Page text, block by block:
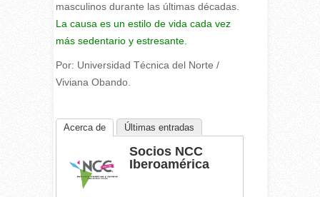
masculinos durante las últimas décadas.
La causa es un estilo de vida cada vez
más sedentario y estresante.
Por: Universidad Técnica del Norte /
Viviana Obando.
Acerca de Últimas entradas
Socios NCC
Iberoamérica